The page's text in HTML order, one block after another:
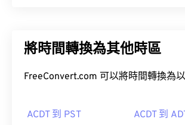
將時間轉換為其他時區
FreeConvert.com 可以將時間轉換為
ACDT 到 PST ACDT 到